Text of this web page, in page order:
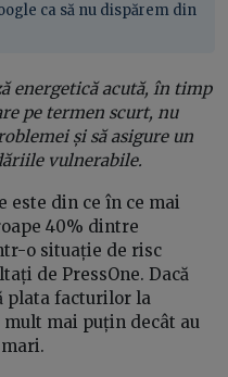
ca să nu dispărem din
energetică acută, în timp
pe termen scurt, nu
și să asigure un
vulnerabile.
este din ce în ce mai
40% dintre
o situație de risc
de PressOne. Dacă
plata facturilor la
mai puțin decât au